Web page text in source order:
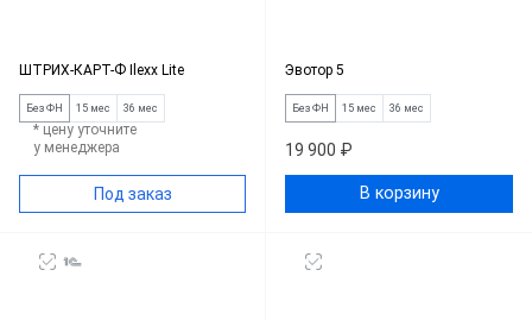
ШТРИХ-КАРТ-Ф Ilexx Lite
Без ФН 15 мес 36 мес
* цену уточните
у менеджера
Под заказ
Эвотор 5
Без ФН 15 мес 36 мес
19 900 ₽
В корзину